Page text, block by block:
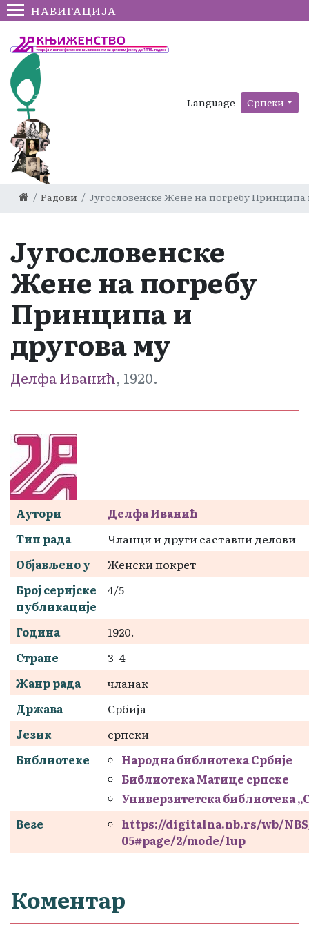
НАВИГАЦИЈА
Language Српски
Радови Југословенске Жене на погребу Принципа
Југословенске
Жене на погребу
Принципа и
другова му
Делфа Иванић, 1920.
Аутори
Делфа Иванић
Тип рада
Чланци и други саставни делови
Објављено у
Женски покрет
Број серијске
публикације
4/5
Година
1920.
Стране
3–4
Жанр рада
чланак
Држава
Србија
Језик
српски
Библиотеке
Народна библиотека Србије
Библиотека Матице српске
Универзитетска библиотека
Везе
https://digitalna.nb.rs/wb/
05#page/2/mode/1up
Коментар